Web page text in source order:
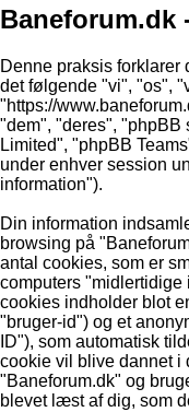
Denne praksis forklarer
det følgende "vi", "os",
"https://
"dem", "deres", "phpBB
Limited", "phpBB
under enhver session
information").
Din information
browsing på
antal cookies, som er
computers "midlertidige
cookies indholder blot
"bruger-id") og et
ID"), som automatisk
cookie vil blive dannet
"Baneforum.dk" og
blevet læst af dig, som